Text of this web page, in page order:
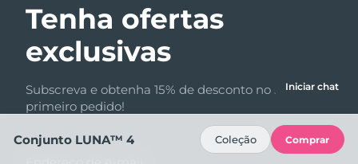
Tenha ofertas
exclusivas
Subscreva e obtenha 15% de desconto no seu
primeiro pedido!
Iniciar chat
Conjunto LUNA™ 4 Coleção Comprar